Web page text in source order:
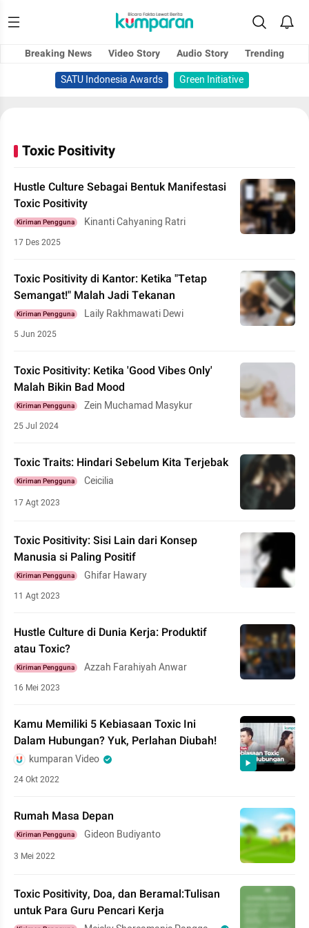
Breaking News Video Story Audio Story
Trending
SATU Indonesia Awards
Green Initiative
Toxic Positivity
Hustle Culture Sebagai Bentuk Manifestasi
Toxic Positivity
Kiriman Pengguna Kinanti Cahyaning Ratri
17 Des 2025
Toxic Positivity di Kantor: Ketika "Tetap
Semangat!" Malah Jadi Tekanan
Kiriman Pengguna Laily Rakhmawati Dewi
5 Jun 2025
Toxic Positivity: Ketika 'Good Vibes Only'
Malah Bikin Bad Mood
Kiriman Pengguna Zein Muchamad Masykur
25 Jul 2024
Toxic Traits: Hindari Sebelum Kita Terjebak
Kiriman Pengguna Ceicilia
17 Agt 2023
Toxic Positivity: Sisi Lain dari Konsep
Manusia si Paling Positif
Kiriman Pengguna Ghifar Hawary
11 Agt 2023
Hustle Culture di Dunia Kerja: Produktif
atau Toxic?
Kiriman Pengguna Azzah Farahiyah Anwar
16 Mei 2023
Kamu Memiliki 5 Kebiasaan Toxic Ini
Dalam Hubungan? Yuk, Perlahan Diubah!
kumparan Video
24 Okt 2022
Rumah Masa Depan
Kiriman Pengguna Gideon Budiyanto
3 Mei 2022
Toxic Positivity, Doa, dan Beramal:Tulisan
untuk Para Guru Pencari Kerja